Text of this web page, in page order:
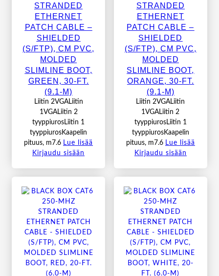
STRANDED
ETHERNET
PATCH CABLE –
SHIELDED
(S/FTP), CM PVC,
MOLDED
SLIMLINE BOOT,
GREEN, 30-FT.
(9.1-M)
Liitin 2VGALiitin
1VGALiitin 2
tyyppiurosLiitin 1
tyyppiurosKaapelin
pituus, m7.6 Lue lisää
Kirjaudu sisään
STRANDED
ETHERNET
PATCH CABLE –
SHIELDED
(S/FTP), CM PVC,
MOLDED
SLIMLINE BOOT,
ORANGE, 30-FT.
(9.1-M)
Liitin 2VGALiitin
1VGALiitin 2
tyyppiurosLiitin 1
tyyppiurosKaapelin
pituus, m7.6 Lue lisää
Kirjaudu sisään